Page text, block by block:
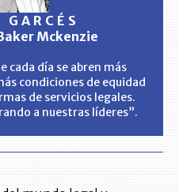
Mckenzie
cada día se abren más
condiciones de equidad
de servicios legales.
a nuestras líderes”.